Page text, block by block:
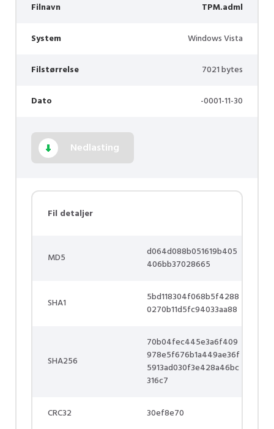
Filnavn TPM.adml
System Windows Vista
Filstørrelse 7021 bytes
Dato -0001-11-30
Nedlasting
Fil detaljer
MD5
d064d088b051619b405
406bb37028665
SHA1
5bd118304f068b5f4288
0270b11d5fc94033aa88
SHA256
70b04fec445e3a6f409
978e5f676b1a449ae36f
5913ad030f3e428a46bc
316c7
CRC32 30ef8e70